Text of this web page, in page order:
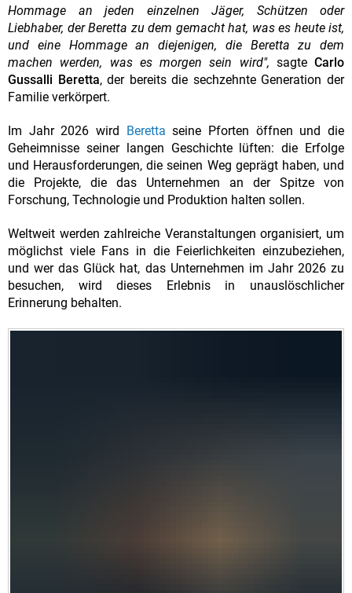
Hommage an jeden einzelnen Jäger, Schützen oder
Liebhaber, der Beretta zu dem gemacht hat, was es heute ist,
und eine Hommage an diejenigen, die Beretta zu dem
machen werden, was es morgen sein wird", sagte Carlo
Gussalli Beretta, der bereits die sechzehnte Generation der
Familie verkörpert.
Im Jahr 2026 wird Beretta seine Pforten öffnen und die
Geheimnisse seiner langen Geschichte lüften: die Erfolge
und Herausforderungen, die seinen Weg geprägt haben, und
die Projekte, die das Unternehmen an der Spitze von
Forschung, Technologie und Produktion halten sollen.
Weltweit werden zahlreiche Veranstaltungen organisiert, um
möglichst viele Fans in die Feierlichkeiten einzubeziehen,
und wer das Glück hat, das Unternehmen im Jahr 2026 zu
besuchen, wird dieses Erlebnis in unauslöschlicher
Erinnerung behalten.